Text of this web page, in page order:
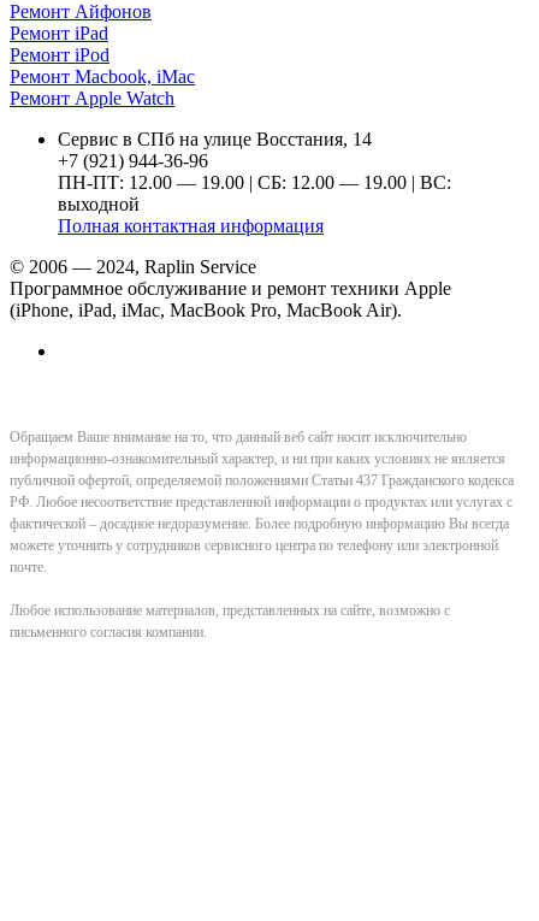
Ремонт Айфонов
Ремонт iPad
Ремонт iPod
Ремонт Macbook, iMac
Ремонт Apple Watch
Сервис в СПб на улице Восстания, 14
+7 (921) 944-36-96
ПН-ПТ: 12.00 — 19.00 | СБ: 12.00 — 19.00 | ВС:
выходной
Полная контактная информация
© 2006 — 2024, Raplin Service
Программное обслуживание и ремонт техники Apple
(iPhone, iPad, iMac, MacBook Pro, MacBook Air).
Обращаем Ваше внимание на то, что данный веб сайт носит исключительно
информационно-ознакомительный характер, и ни при каких условиях не является
публичной офертой, определяемой положениями Статьи 437 Гражданского кодекса
РФ. Любое несоответствие представленной информации о продуктах или услугах с
фактической – досадное недоразумение. Более подробную информацию Вы всегда
можете уточнить у сотрудников сервисного центра по телефону или электронной
почте.
Любое использование материалов, представленных на сайте, возможно с
письменного согласия компании.